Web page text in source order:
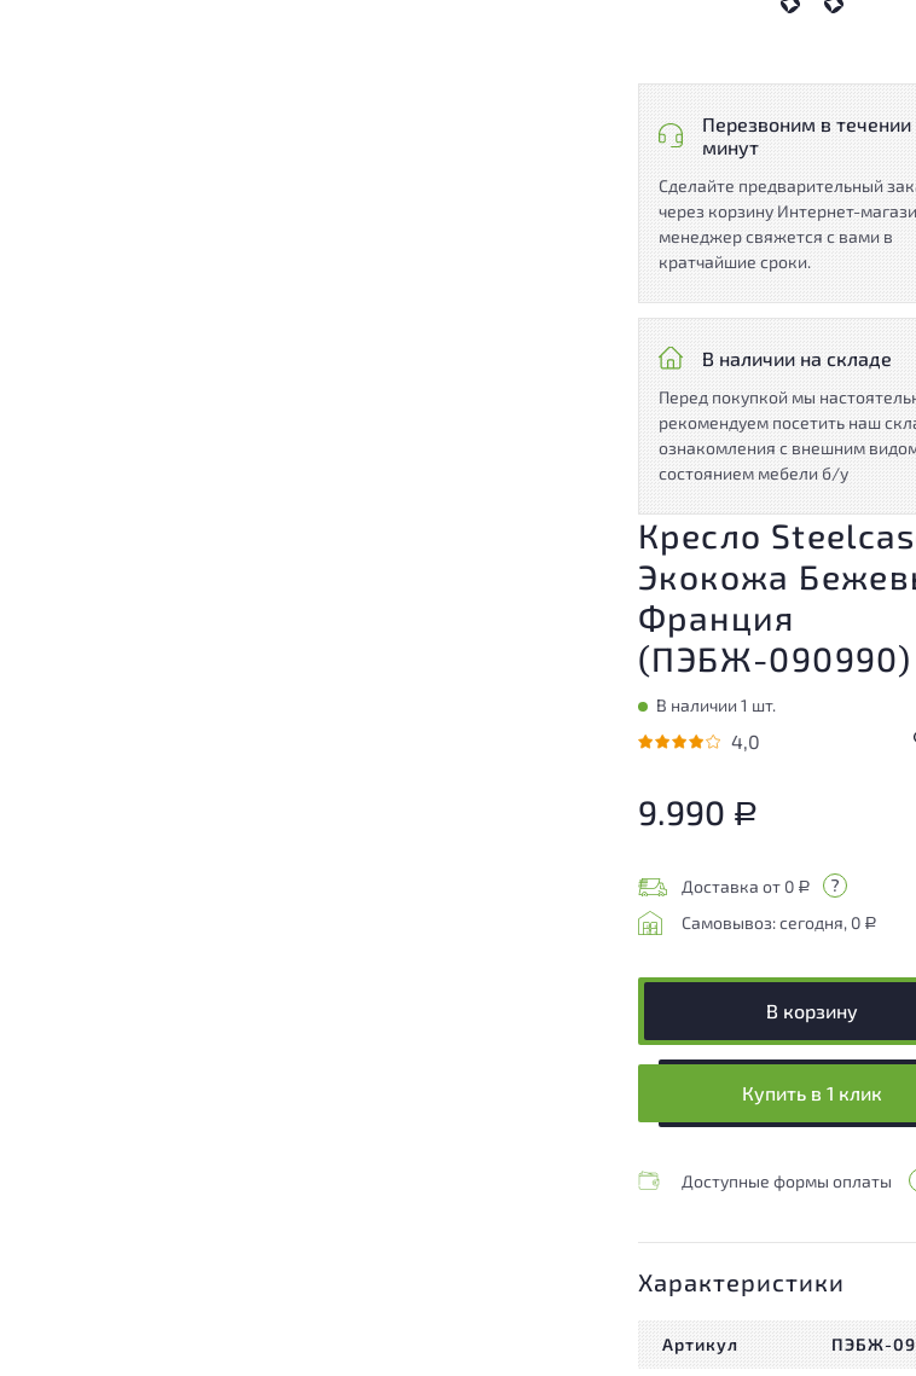
Перезвоним в течении
минут
Сделайте предварительный
через корзину Интернет-
менеджер свяжется с вами в
кратчайшие сроки.
В наличии на складе
Перед покупкой мы
рекомендуем посетить наш
ознакомления с внешним
состоянием мебели б/у
Кресло
Экокожа
Франция
(ПЭБЖ-090990)
В наличии 1 шт.
4,0
9.990 Р
Доставка от 0 Р
Самовывоз: сегодня, 0 Р
В корзину
Купить в 1 клик
Доступные формы оплаты
Характеристики
Артикул ПЭБЖ-